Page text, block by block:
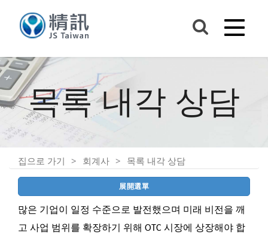
목록 내각 상담
집으로 가기 회계사 목록 내각 상담
展開選單
많은 기업이 일정 수준으로 발전했으며 미래 비전을 깨
고 사업 범위를 확장하기 위해 OTC 시장에 상장해야 합